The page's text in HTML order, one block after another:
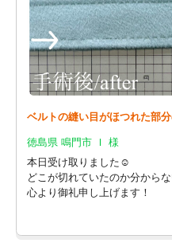
ベルトの縫い目がほつれた部
徳島県 鳴門市 Ｉ 様
本日受け取りました☺️
どこが切れていたのか分から
心より御礼申し上げます！